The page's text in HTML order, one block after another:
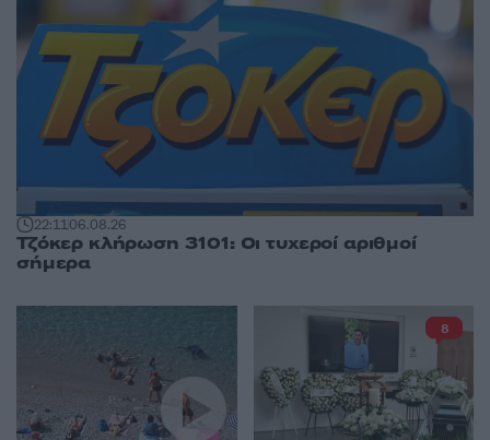
22:1106.08.26
Τζόκερ κλήρωση 3101: Οι τυχεροί αριθμοί
σήμερα
8